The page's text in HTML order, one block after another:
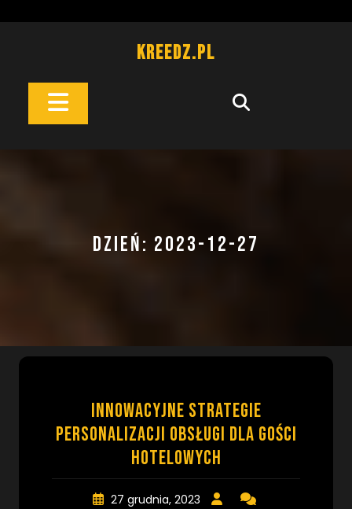
to
Kreedz.pl
Open
DZIEŃ: 2023-12-27
Innowacyjne strategie
personalizacji obsługi dla gości
hotelowych
27 grudnia, 2023